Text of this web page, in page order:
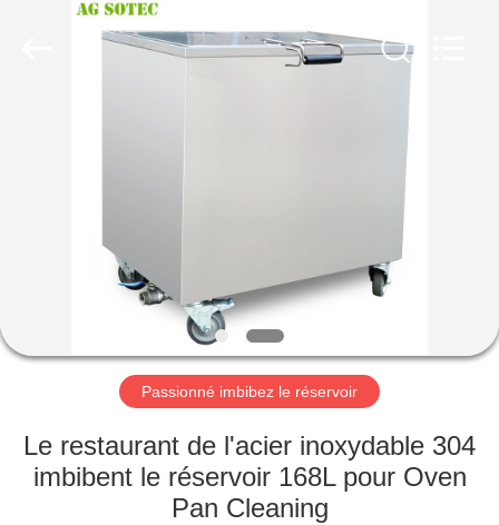
AU
DE
NOUS
Passionné imbibez le réservoir
Le restaurant de l'acier inoxydable 304
imbibent le réservoir 168L pour Oven
Pan Cleaning